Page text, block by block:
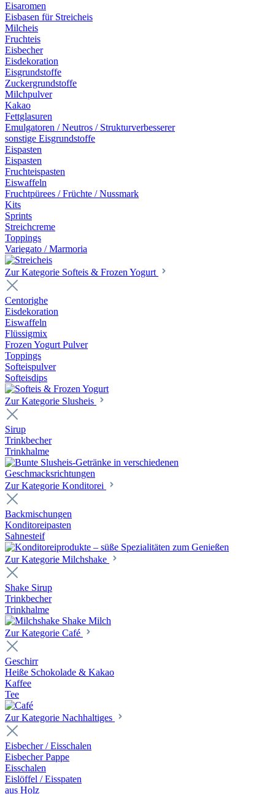
Eisaromen
Eisbasen für Streicheis
Milcheis
Fruchteis
Eisbecher
Eisdekoration
Eisgrundstoffe
Zuckergrundstoffe
Milchpulver
Kakao
Fettglasuren
Emulgatoren / Neutros / Strukturverbesserer
sonstige Eisgrundstoffe
Eispasten
Eispasten
Fruchteispasten
Eiswaffeln
Fruchtpürees / Früchte / Nussmark
Kits
Sprints
Streichcreme
Toppings
Variegato / Marmoria
Zur Kategorie Softeis & Frozen Yogurt
Centorighe
Eisdekoration
Eiswaffeln
Flüssigmix
Frozen Yogurt Pulver
Toppings
Softeispulver
Softeisdips
Zur Kategorie Slusheis
Sirup
Trinkbecher
Trinkhalme
Zur Kategorie Konditorei
Backmischungen
Konditoreipasten
Sahnesteif
Zur Kategorie Milchshake
Shake Sirup
Trinkbecher
Trinkhalme
Zur Kategorie Café
Geschirr
Heiße Schokolade & Kakao
Kaffee
Tee
Zur Kategorie Nachhaltiges
Eisbecher / Eisschalen
Eisbecher Pappe
Eisschalen
Eislöffel / Eisspaten
aus Holz